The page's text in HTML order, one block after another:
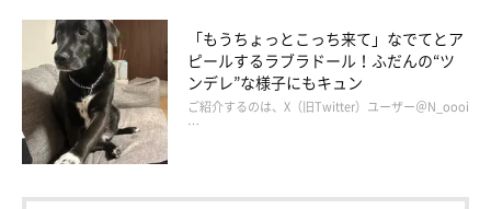
飼い主さん：
「水入れに水が入ってないときは、この写真のように前足を置い
てくつろいでいます。怒られてむしゃくしゃしたあととかによく
見られる光景なので、『ストレス発散目的なのか？』なんて思っ
たりもしています」
「もうちょっとこっち来て」なでてとア
ピールするラブラドール！ふだんの“ツ
ンデレ”な様子にもキュン
ご紹介するのは、X（旧Twitter）ユーザー＠N_oooi
…